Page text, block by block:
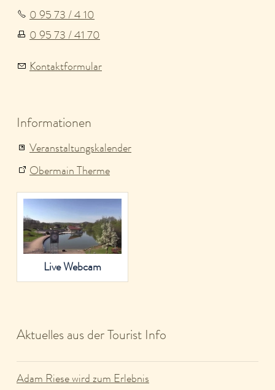
0 95 73 / 4 10
0 95 73 / 41 70
Kontaktformular
Informationen
Veranstaltungskalender
Obermain Therme
Live Webcam
Aktuelles aus der Tourist Info
Adam Riese wird zum Erlebnis